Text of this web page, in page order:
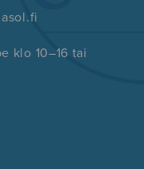
klo 10–16 tai